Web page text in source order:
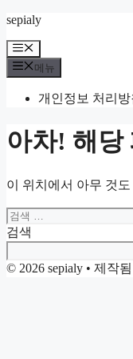
컨
츠
로
기
sepialy
메
뉴
메뉴
개인정보 처리방
아차! 해당
이 위치에서 아무 것
검
색:
검색
© 2026 sepialy • 제작됨